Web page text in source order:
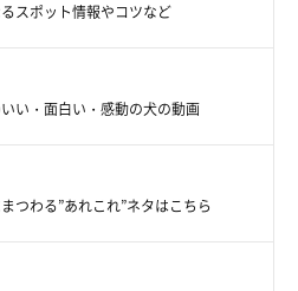
スポット情報やコツなど
い・面白い・感動の犬の動画
つわる”あれこれ”ネタはこちら